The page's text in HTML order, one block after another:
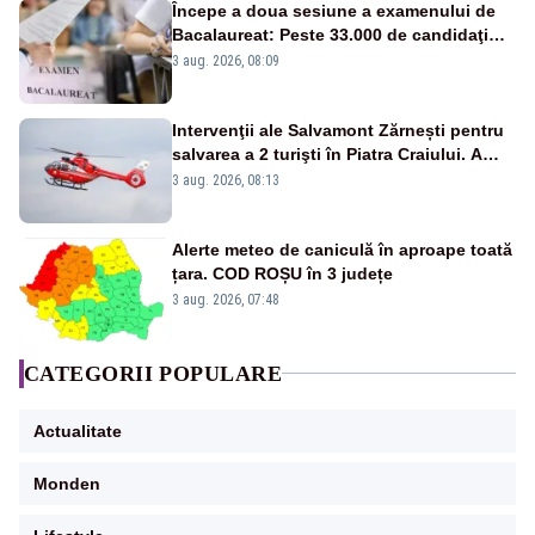
Începe a doua sesiune a examenului de
Bacalaureat: Peste 33.000 de candidaţi
înscrişi
3 aug. 2026, 08:09
Intervenţii ale Salvamont Zărnești pentru
salvarea a 2 turişti în Piatra Craiului. A
fost solicitat elicopterul SMURD
3 aug. 2026, 08:13
Alerte meteo de caniculă în aproape toată
țara. COD ROȘU în 3 județe
3 aug. 2026, 07:48
CATEGORII POPULARE
Actualitate
Monden